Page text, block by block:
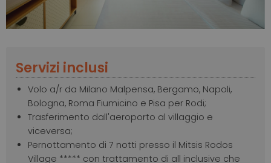
Servizi inclusi
Volo a/r da Milano Malpensa, Bergamo, Napoli,
Bologna, Roma Fiumicino e Pisa per Rodi;
Trasferimento dall'aeroporto al villaggio e
viceversa;
Pernottamento di 7 notti presso il Mitsis Rodos
Village ***** con trattamento di all inclusive che